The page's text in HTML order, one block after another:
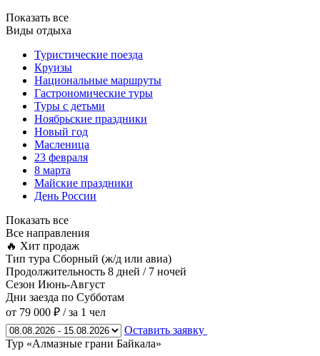
Показать все
Виды отдыха
Туристические поезда
Круизы
Национальные маршруты
Гастрономические туры
Туры с детьми
Ноябрьские праздники
Новый год
Масленица
23 февраля
8 марта
Майские праздники
День России
Показать все
Все направления
🔥 Хит продаж
Тип тура Сборный (ж/д или авиа)
Продолжительность 8 дней / 7 ночей
Сезон Июнь-Август
Дни заезда по Субботам
от 79 000 ₽ / за 1 чел
Оставить заявку
Тур «Алмазные грани Байкала»